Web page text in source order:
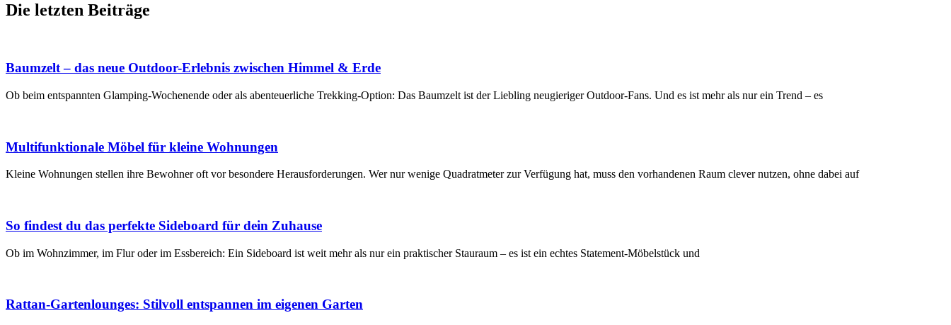
Die letzten Beiträge
Baumzelt – das neue Outdoor-Erlebnis zwischen Himmel & Erde
Ob beim entspannten Glamping-Wochenende oder als abenteuerliche Trekking-Option: Das Baumzelt ist der Liebling neugieriger Outdoor-Fans. Und es ist mehr als nur ein Trend – es
Multifunktionale Möbel für kleine Wohnungen
Kleine Wohnungen stellen ihre Bewohner oft vor besondere Herausforderungen. Wer nur wenige Quadratmeter zur Verfügung hat, muss den vorhandenen Raum clever nutzen, ohne dabei auf
So findest du das perfekte Sideboard für dein Zuhause
Ob im Wohnzimmer, im Flur oder im Essbereich: Ein Sideboard ist weit mehr als nur ein praktischer Stauraum – es ist ein echtes Statement-Möbelstück und
Rattan-Gartenlounges: Stilvoll entspannen im eigenen Garten